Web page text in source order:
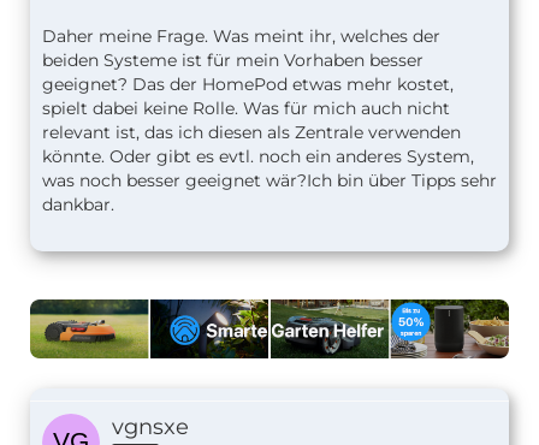
Daher meine Frage. Was meint ihr, welches der
beiden Systeme ist für mein Vorhaben besser
geeignet? Das der HomePod etwas mehr kostet,
spielt dabei keine Rolle. Was für mich auch nicht
relevant ist, das ich diesen als Zentrale verwenden
könnte. Oder gibt es evtl. noch ein anderes System,
was noch besser geeignet wär?Ich bin über Tipps sehr
dankbar.
vgnsxe